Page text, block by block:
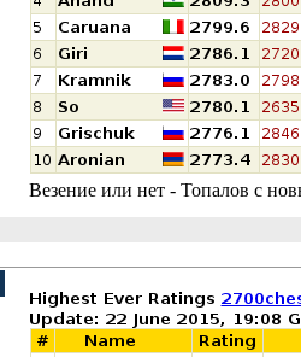
Везение или нет - Топалов с